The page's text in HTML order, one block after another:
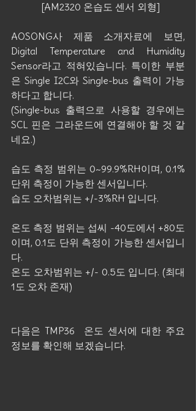
  [AM2320 온습도 센서 외형]
AOSONG사 제품 소개자료에 보면,
Digital Temperature and Humidity
Sensor라고 적혀있습니다. 특이한 부분
은 Single I2C와 Single-bus 출력이 가능
하다고 합니다.
(Single-bus 출력으로 사용할 경우에는
SCL 핀은 그라운드에 연결해야 할 것 같
네요.)
습도 측정 범위는 0~99.9%RH이며, 0.1%
단위 측정이 가능한 센서입니다.
습도 오차범위는 +/-3%RH 입니다.
온도 측정 범위는 섭씨 -40도에서 +80도
이며, 0.1도 단위 측정이 가능한 센서입니
다.
온도 오차범위는 +/- 0.5도 입니다. (최대
1도 오차 존재)
다음은 TMP36  온도 센서에 대한 주요
정보를 확인해 보겠습니다.